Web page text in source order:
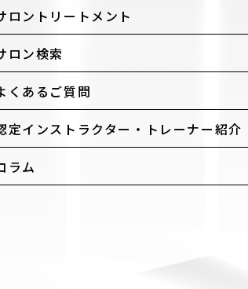
ロントリートメント
ロン検索
くあるご質問
定インストラクター・トレーナー紹介
ラム